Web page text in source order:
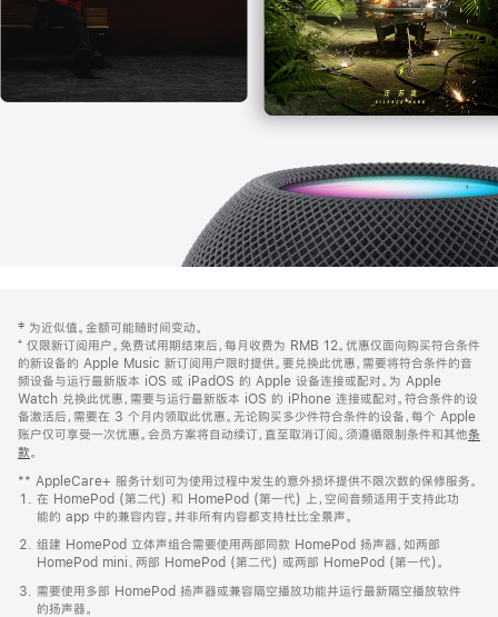
页
页
脚
注
‡ 为近似值。金额可能随时间变动。
⁺ 仅限新订阅用户。免费试用期结束后，每月收费为 RMB 12。优惠仅面向购买符合条件
的新设备的 Apple Music 新订阅用户限时提供。要兑换此优惠，需要将符合条件的音
频设备与运行最新版本 iOS 或 iPadOS 的 Apple 设备连接或配对。为 Apple
Watch 兑换此优惠，需要与运行最新版本 iOS 的 iPhone 连接或配对。符合条件的设
备激活后，需要在 3 个月内领取此优惠。无论购买多少件符合条件的设备，每个 Apple
账户仅可享受一次优惠。会员方案将自动续订，直至取消订阅。须遵循限制条件和其他条
款。
窗
口
中
打
开)
** AppleCare+ 服务计划可为使用过程中发生的意外损坏提供不限次数的保修服务。
在 HomePod (第二代) 和 HomePod (第一代) 上，空间音频适用于支持此功
能的 app 中的兼容内容。并非所有内容都支持杜比全景声。
组建 HomePod 立体声组合需要使用两部同款 HomePod 扬声器，如两部
HomePod mini、两部 HomePod (第二代) 或两部 HomePod (第一代)。
需要使用多部 HomePod 扬声器或兼容隔空播放功能并运行最新隔空播放软件
的扬声器。